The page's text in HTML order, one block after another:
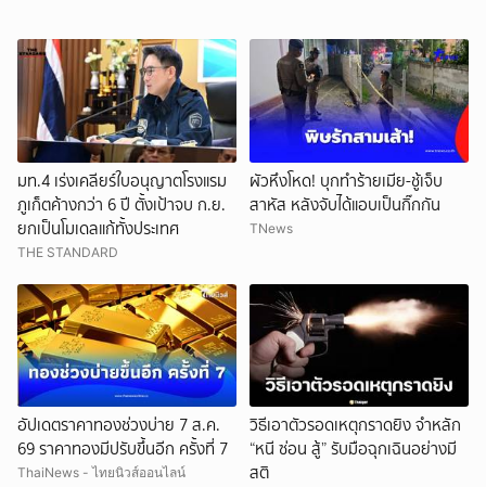
มท.4 เร่งเคลียร์ใบอนุญาตโรงแรม
ภูเก็ตค้างกว่า 6 ปี ตั้งเป้าจบ ก.ย.
ยกเป็นโมเดลแก้ทั้งประเทศ
THE STANDARD
ผัวหึงโหด! บุกทำร้ายเมีย-ชู้เจ็บ
สาหัส หลังจับได้แอบเป็นกิ๊กกัน
TNews
อัปเดตราคาทองช่วงบ่าย 7 ส.ค.
69 ราคาทองมีปรับขึ้นอีก ครั้งที่ 7
ThaiNews - ไทยนิวส์ออนไลน์
วิธีเอาตัวรอดเหตุกราดยิง จำหลัก
“หนี ซ่อน สู้” รับมือฉุกเฉินอย่างมี
สติ